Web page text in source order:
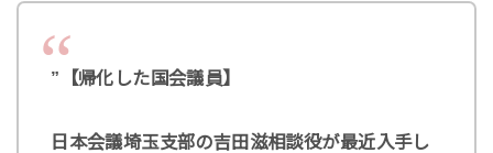
”【帰化した国会議員】
日本会議埼玉支部の吉田滋相談役が最近入手し